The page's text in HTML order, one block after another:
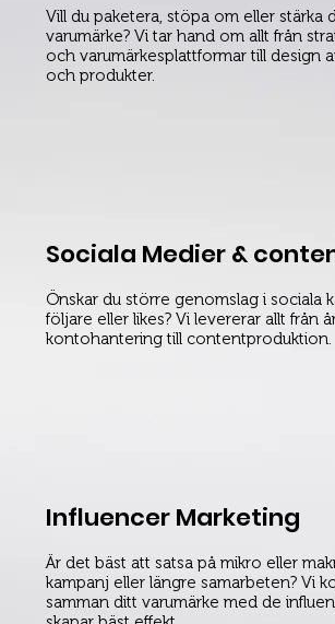
Vill du paketera, stöpa om eller stärka
varumärke? Vi tar hand om allt från
och varumärkesplattformar till design
och produkter.
Sociala Medier &
Önskar du större genomslag i sociala
följare eller likes? Vi levererar allt från
kontohantering till contentproduktion.
Influencer Marketing
Är det bäst att satsa på mikro eller
kampanj eller längre samarbeten? Vi
samman ditt varumärke med de